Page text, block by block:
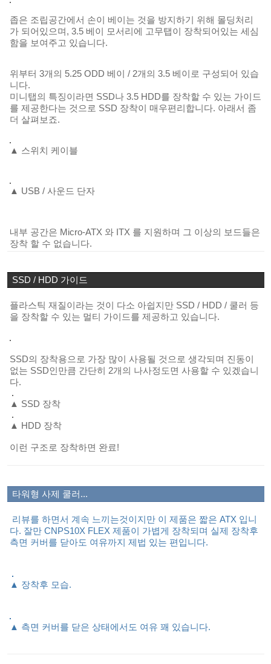
좁은 조립공간에서 손이 베이는 것을 방지하기 위해 몰딩처리
가 되어있으며, 3.5 베이 모서리에 고무탭이 장착되어있는 세심
함을 보여주고 있습니다.
위부터 3개의 5.25 ODD 베이 / 2개의 3.5 베이로 구성되어 있습
니다.
미니탭의 특징이라면 SSD나 3.5 HDD를 장착할 수 있는 가이드
를 제공한다는 것으로 SSD 장착이 매우편리합니다. 아래서 좀
더 살펴보죠.
▲ 스위치 케이블
▲ USB / 사운드 단자
내부 공간은 Micro-ATX 와 ITX 를 지원하며 그 이상의 보드들은
장착 할 수 없습니다.
SSD / HDD 가이드
플라스틱 재질이라는 것이 다소 아쉽지만 SSD / HDD / 쿨러 등
을 장착할 수 있는 멀티 가이드를 제공하고 있습니다.
SSD의 장착용으로 가장 많이 사용될 것으로 생각되며 진동이
없는 SSD인만큼 간단히 2개의 나사정도면 사용할 수 있겠습니
다.
▲ SSD 장착
▲ HDD 장착
이런 구조로 장착하면 완료!
타워형 사제 쿨러...
리뷰를 하면서 계속 느끼는것이지만 이 제품은 짧은 ATX 입니
다. 잘만 CNPS10X FLEX 제품이 가볍게 장착되며 실제 장착후
측면 커버를 닫아도 여유까지 제법 있는 편입니다.
▲ 장착후 모습.
▲ 측면 커버를 닫은 상태에서도 여유 꽤 있습니다.